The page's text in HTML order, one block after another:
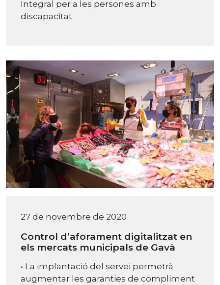
Integral per a les persones amb
discapacitat
27 de novembre de 2020
Control d’aforament digitalitzat en
els mercats municipals de Gavà
• La implantació del servei permetrà
augmentar les garanties de compliment